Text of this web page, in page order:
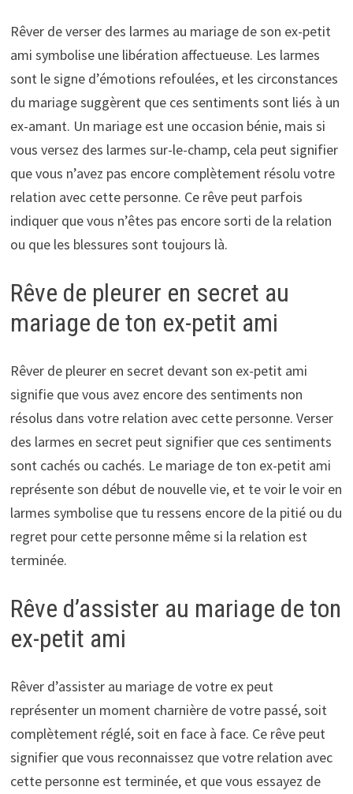
Rêver de verser des larmes au mariage de son ex-petit
ami symbolise une libération affectueuse. Les larmes
sont le signe d’émotions refoulées, et les circonstances
du mariage suggèrent que ces sentiments sont liés à un
ex-amant. Un mariage est une occasion bénie, mais si
vous versez des larmes sur-le-champ, cela peut signifier
que vous n’avez pas encore complètement résolu votre
relation avec cette personne. Ce rêve peut parfois
indiquer que vous n’êtes pas encore sorti de la relation
ou que les blessures sont toujours là.
Rêve de pleurer en secret au
mariage de ton ex-petit ami
Rêver de pleurer en secret devant son ex-petit ami
signifie que vous avez encore des sentiments non
résolus dans votre relation avec cette personne. Verser
des larmes en secret peut signifier que ces sentiments
sont cachés ou cachés. Le mariage de ton ex-petit ami
représente son début de nouvelle vie, et te voir le voir en
larmes symbolise que tu ressens encore de la pitié ou du
regret pour cette personne même si la relation est
terminée.
Rêve d’assister au mariage de ton
ex-petit ami
Rêver d’assister au mariage de votre ex peut
représenter un moment charnière de votre passé, soit
complètement réglé, soit en face à face. Ce rêve peut
signifier que vous reconnaissez que votre relation avec
cette personne est terminée, et que vous essayez de